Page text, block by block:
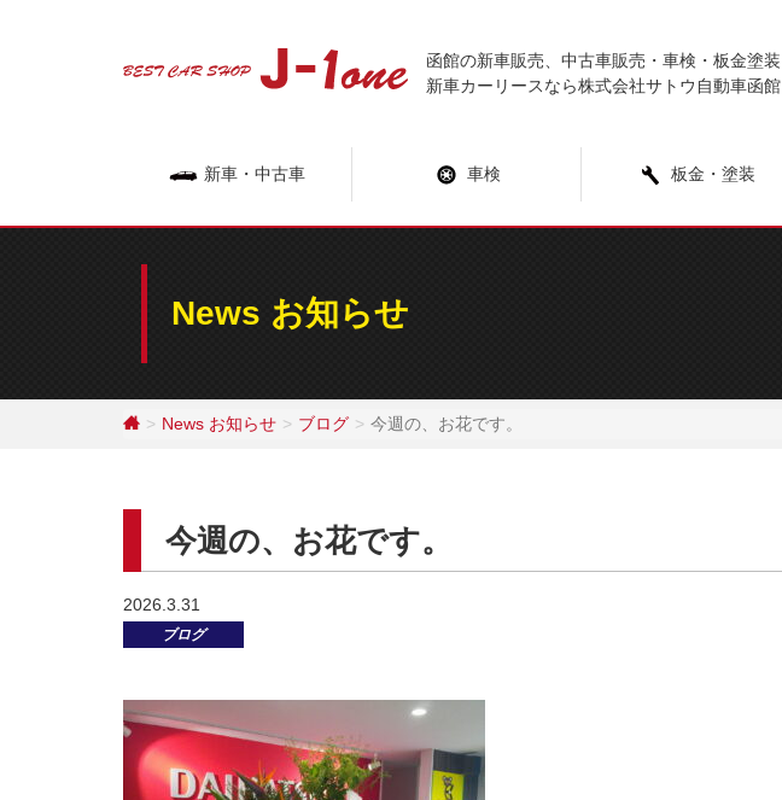
函館の新車販売、中古車販売・車検・板金塗装
新車カーリースなら株式会社サトウ自動車函館
新車・中古車 車検 板金・塗装
News お知らせ
News お知らせ ブログ 今週の、お花です。
今週の、お花です。
2026.3.31
ブログ